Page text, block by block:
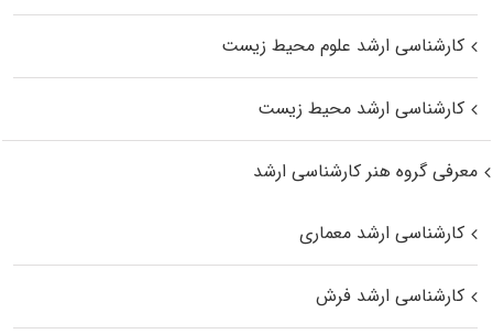
کارشناسی ارشد علوم محیط‌ زیست
کارشناسی ارشد محیط زیست
معرفی گروه هنر کارشناسی ارشد
کارشناسی ارشد معماری
کارشناسی ارشد فرش